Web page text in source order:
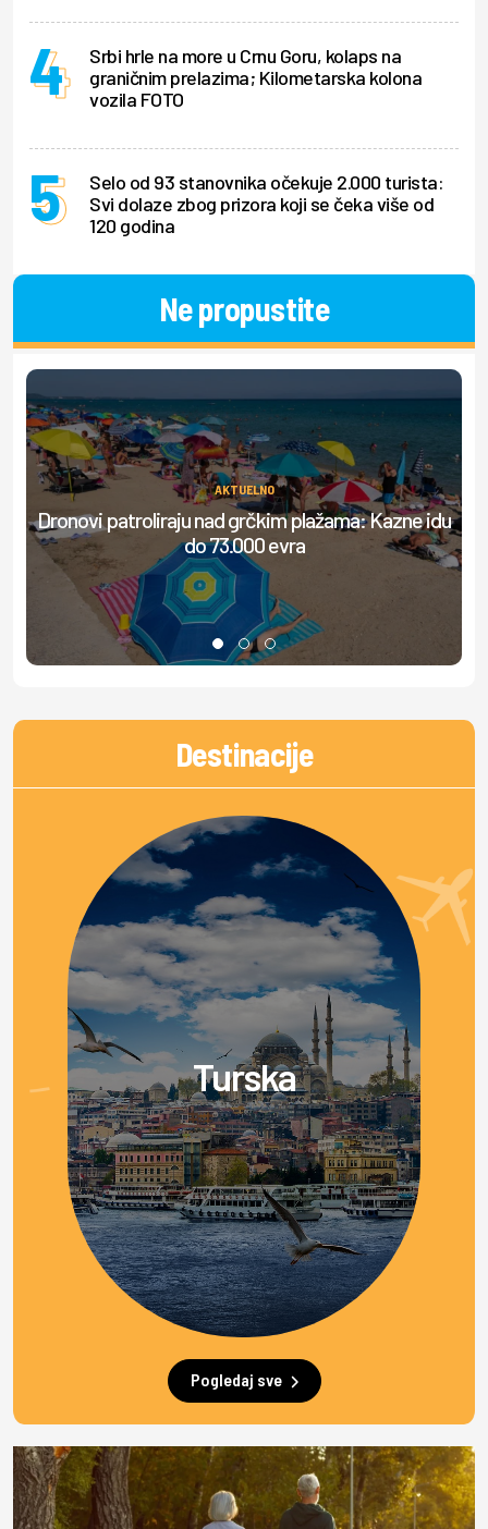
Srbi hrle na more u Crnu Goru, kolaps na
graničnim prelazima; Kilometarska kolona
vozila FOTO
Selo od 93 stanovnika očekuje 2.000 turista:
Svi dolaze zbog prizora koji se čeka više od
120 godina
Ne propustite
AKTUELNO
Dronovi patroliraju nad grčkim plažama: Kazne idu
do 73.000 evra
Destinacije
Turska
Pogledaj sve